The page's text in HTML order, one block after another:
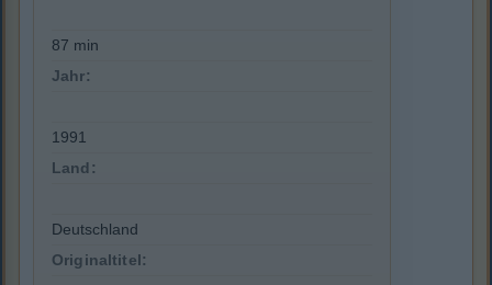
87 min
Jahr:
1991
Land:
Deutschland
Originaltitel: